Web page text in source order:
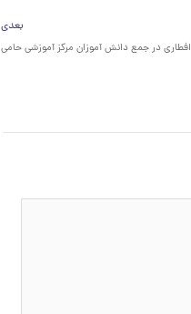
بعدی
افطاری در جمع دانش آموزان مرکز آموزشی حامی